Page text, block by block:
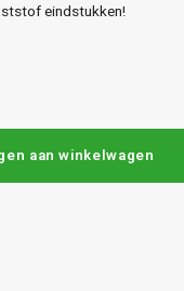
eindstukken!
aan winkelwagen